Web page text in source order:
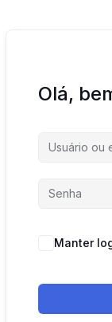
Olá,
Manter